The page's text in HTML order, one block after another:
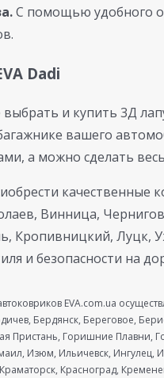
С помощью удобного
Dadi
и купить 3Д
вашего
а можно сделать
качественные
Винница,
Кропивницкий, Луцк,
и безопасности на
EVA.com.ua
Бердянск, Береговое,
Пристань, Горишние
Изюм, Ильичевск, Ингулец,
Краматорск, Красноград,